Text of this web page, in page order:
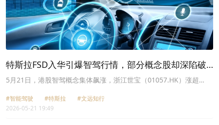
特斯拉FSD入华引爆智驾行情，部分概念股却深陷破
发泥潭
5月21日，港股智驾概念集体飙涨，浙江世宝（01057.HK）涨超
W（09868.HK）、赛力斯（09927.HK）、驭势科技
（01511.HK）、佑驾创新(02431.HK)、速腾聚创（02498.HK）、均
#智能驾驶 #特斯拉
#文远知行
2026-05-21 19:49